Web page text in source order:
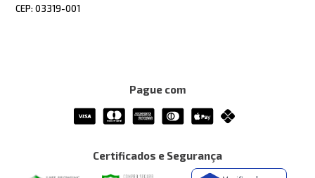
CEP: 03319-001
Pague com
Certificados e Segurança